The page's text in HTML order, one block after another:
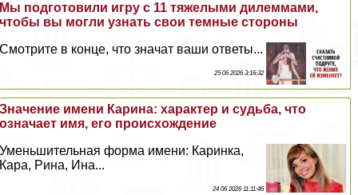
Мы подготовили игру с 11 тяжелыми дилеммами,
чтобы вы могли узнать свои темные стороны
Смотрите в конце, что значат ваши ответы...
25 06 2026 3:16:32
Значение имени Карина: хаpaктер и судьба, что
означает имя, его происхождение
Уменьшительная форма имени: Каринка,
Кара, Рина, Ина...
24 06 2026 11:11:46